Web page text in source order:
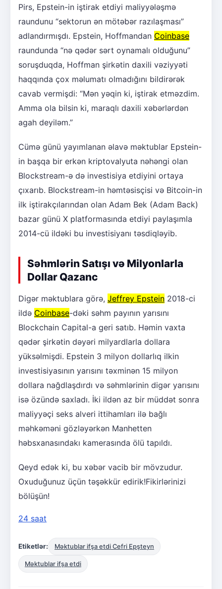
Pirs, Epstein-in iştirak etdiyi maliyyələşmə
raundunu “sektorun ən mötəbər razılaşması”
adlandırmışdı. Epstein, Hoffmandan Coinbase
raundunda “nə qədər sərt oynamalı olduğunu”
soruşduqda, Hoffman şirkətin daxili vəziyyəti
haqqında çox məlumatı olmadığını bildirərək
cavab vermişdi: “Mən yəqin ki, iştirak etməzdim.
Amma ola bilsin ki, maraqlı daxili xəbərlərdən
agah deyiləm.”
Cümə günü yayımlanan əlavə məktublar Epstein-
in başqa bir erkən kriptovalyuta nəhəngi olan
Blockstream-ə də investisiya etdiyini ortaya
çıxarıb. Blockstream-in həmtəsisçisi və Bitcoin-in
ilk iştirakçılarından olan Adam Bek (Adam Back)
bazar günü X platformasında etdiyi paylaşımla
2014-cü ildəki bu investisiyanı təsdiqləyib.
Səhmlərin Satışı və Milyonlarla
Dollar Qazanc
Digər məktublara görə, Jeffrey Epstein 2018-ci
ildə Coinbase-dəki səhm payının yarısını
Blockchain Capital-a geri satıb. Həmin vaxta
qədər şirkətin dəyəri milyardlarla dollara
yüksəlmişdi. Epstein 3 milyon dollarlıq ilkin
investisiyasının yarısını təxminən 15 milyon
dollara nağdlaşdırdı və səhmlərinin digər yarısını
isə özündə saxladı. İki ildən az bir müddət sonra
maliyyəçi seks alveri ittihamları ilə bağlı
məhkəməni gözləyərkən Manhetten
həbsxanasındakı kamerasında ölü tapıldı.
Qeyd edək ki, bu xəbər vacib bir mövzudur.
Oxuduğunuz üçün təşəkkür edirik!Fikirlərinizi
bölüşün!
24 saat
Etiketlər: Məktublar ifşa etdi Cefri Epşteyn
Məktublar ifşa etdi